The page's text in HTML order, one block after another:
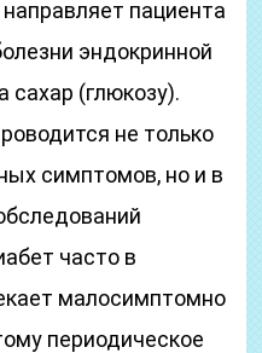
пациента
эндокринной
сахар (глюкозу).
не только
симптомов, но и в
часто в
малосимптомно
периодическое